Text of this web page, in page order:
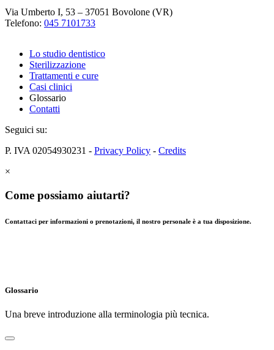
Via Umberto I, 53 – 37051 Bovolone (VR)
Telefono: 045 7101733
Lo studio dentistico
Sterilizzazione
Trattamenti e cure
Casi clinici
Glossario
Contatti
Seguici su:
P. IVA 02054930231 - Privacy Policy - Credits
×
Come possiamo aiutarti?
Contattaci per informazioni o prenotazioni, il nostro personale è a tua disposizione.
Glossario
Una breve introduzione alla terminologia più tecnica.